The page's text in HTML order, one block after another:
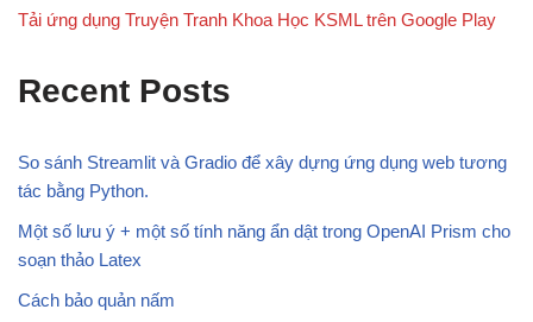
Tải ứng dụng Truyện Tranh Khoa Học KSML trên Google Play
Recent Posts
So sánh Streamlit và Gradio để xây dựng ứng dụng web tương
tác bằng Python.
Một số lưu ý + một số tính năng ẩn dật trong OpenAI Prism cho
soạn thảo Latex
Cách bảo quản nấm